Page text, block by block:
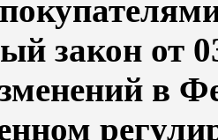
закон от
в